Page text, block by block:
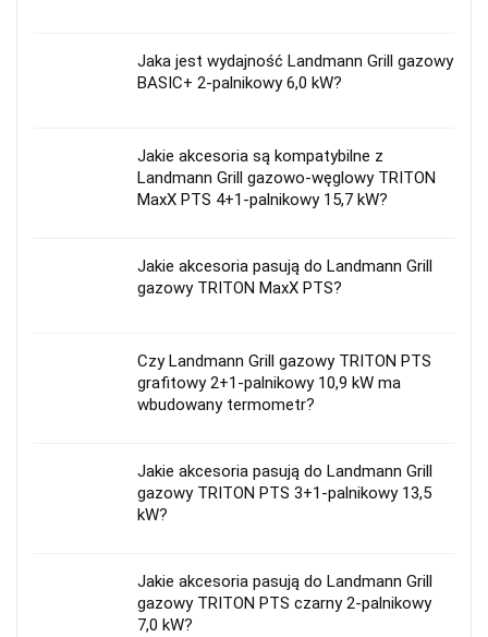
Jaka jest wydajność Landmann Grill gazowy
BASIC+ 2-palnikowy 6,0 kW?
Jakie akcesoria są kompatybilne z
Landmann Grill gazowo-węglowy TRITON
MaxX PTS 4+1-palnikowy 15,7 kW?
Jakie akcesoria pasują do Landmann Grill
gazowy TRITON MaxX PTS?
Czy Landmann Grill gazowy TRITON PTS
grafitowy 2+1-palnikowy 10,9 kW ma
wbudowany termometr?
Jakie akcesoria pasują do Landmann Grill
gazowy TRITON PTS 3+1-palnikowy 13,5
kW?
Jakie akcesoria pasują do Landmann Grill
gazowy TRITON PTS czarny 2-palnikowy
7,0 kW?